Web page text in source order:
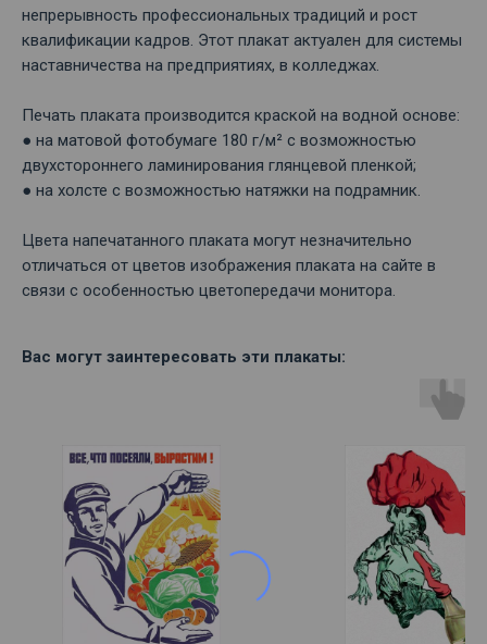
непрерывность профессиональных традиций и рост
квалификации кадров. Этот плакат актуален для системы
наставничества на предприятиях, в колледжах.
Печать плаката производится краской на водной основе:
● на матовой фотобумаге 180 г/м² с возможностью
двухстороннего ламинирования глянцевой пленкой;
● на холсте с возможностью натяжки на подрамник.
Цвета напечатанного плаката могут незначительно
отличаться от цветов изображения плаката на сайте в
связи с особенностью цветопередачи монитора.
Вас могут заинтересовать эти плакаты: